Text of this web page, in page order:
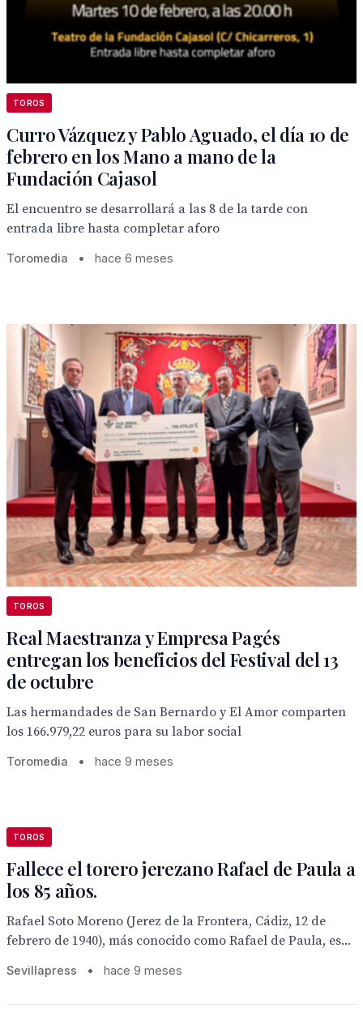
TOROS
Curro Vázquez y Pablo Aguado, el día 10 de
febrero en los Mano a mano de la
Fundación Cajasol
El encuentro se desarrollará a las 8 de la tarde con
entrada libre hasta completar aforo
Toromedia • hace 6 meses
TOROS
Real Maestranza y Empresa Pagés
entregan los beneficios del Festival del 13
de octubre
Las hermandades de San Bernardo y El Amor comparten
los 166.979,22 euros para su labor social
Toromedia • hace 9 meses
TOROS
Fallece el torero jerezano Rafael de Paula a
los 85 años.
Rafael Soto Moreno (Jerez de la Frontera, Cádiz, 12 de
febrero de 1940), más conocido como Rafael de Paula, es...
Sevillapress • hace 9 meses